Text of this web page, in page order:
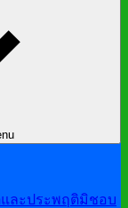
ละประพฤติมิชอบ